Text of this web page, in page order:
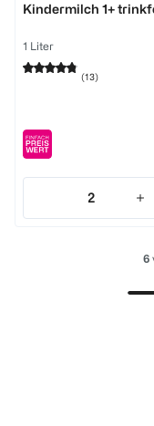
Kindermilch 1+
1 Liter
(13)
2
Quantity: 2
6